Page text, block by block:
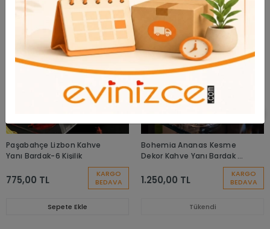
KARGO
BEDAVA
Paşabahçe Lizbon Kahve
Yanı Bardak-6 Kişilik
775,00 TL
Sepete Ekle
KARGO
BEDAVA
Bohemia Ananas Kesme
Dekor Kahve Yanı Bardak -
1.250,00 TL
Tükendi